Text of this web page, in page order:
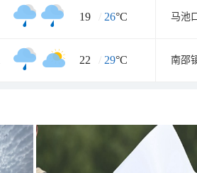
19 / 26°C 马池
22 / 29°C 南邵